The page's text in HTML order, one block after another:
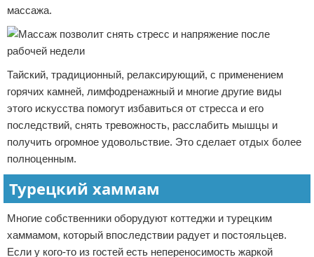
массажа.
Тайский, традиционный, релаксирующий, с применением
горячих камней, лимфодренажный и многие другие виды
этого искусства помогут избавиться от стресса и его
последствий, снять тревожность, расслабить мышцы и
получить огромное удовольствие. Это сделает отдых более
полноценным.
Турецкий хаммам
Многие собственники оборудуют коттеджи и турецким
хаммамом, который впоследствии радует и постояльцев.
Если у кого-то из гостей есть непереносимость жаркой